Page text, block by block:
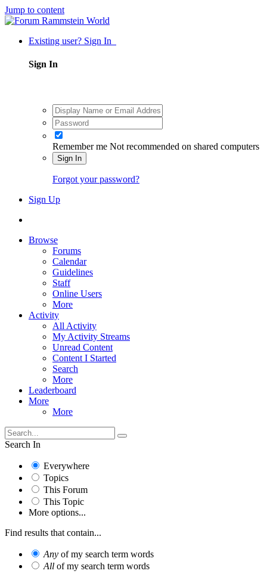
Jump to content
Existing user? Sign In
Sign In
Remember me Not recommended on shared computers
Sign In
Forgot your password?
Sign Up
Browse
Forums
Calendar
Guidelines
Staff
Online Users
More
Activity
All Activity
My Activity Streams
Unread Content
Content I Started
Search
More
Leaderboard
More
More
Search In
Everywhere
Topics
This Forum
This Topic
More options...
Find results that contain...
Any of my search term words
All of my search term words